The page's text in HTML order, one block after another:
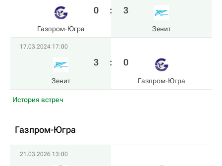
Газпром-Югра
0 : 3
Зенит
17.03.2024 17:00
Зенит
3 : 0
Газпром-Югра
История встреч
Газпром-Югра
21.03.2026 13:00